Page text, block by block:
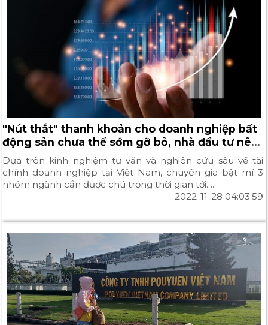
"Nút thắt" thanh khoản cho doanh nghiệp bất
động sản chưa thể sớm gỡ bỏ, nhà đầu tư nên
chuyển hướng sang đâu?
Dựa trên kinh nghiệm tư vấn và nghiên cứu sâu về tài
chính doanh nghiệp tại Việt Nam, chuyên gia bật mí 3
nhóm ngành cần được chú trọng thời gian tới. ...
2022-11-28 04:03:59